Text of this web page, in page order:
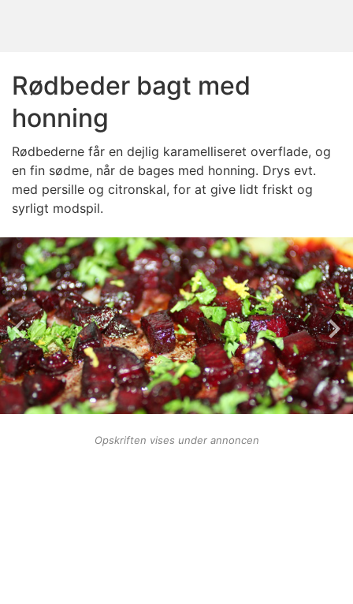
Rødbeder bagt med
honning
Rødbederne får en dejlig karamelliseret overflade, og
en fin sødme, når de bages med honning. Drys evt.
med persille og citronskal, for at give lidt friskt og
syrligt modspil.
Opskriften vises under annoncen